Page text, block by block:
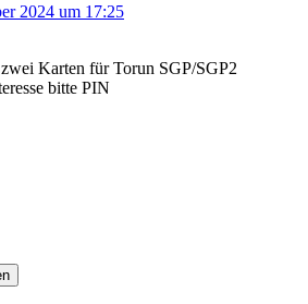
2024 um 17:25
Karten für Torun SGP/SGP2
bitte PIN